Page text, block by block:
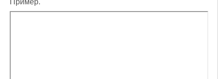
Пример.